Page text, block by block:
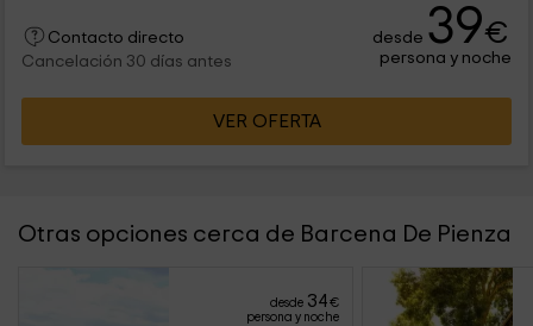
Contacto directo
Cancelación 30 días antes
desde 39€
persona y noche
VER OFERTA
Otras opciones cerca de Barcena De Pienza
desde 34€
persona y noche